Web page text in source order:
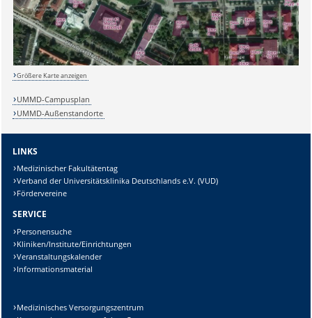
Lösung:
Größere Karte anzeigen
UMMD-Campusplan
UMMD-Außenstandorte
LINKS
Medizinischer Fakultätentag
Verband der Universitätsklinika Deutschlands e.V. (VUD)
Fördervereine
SERVICE
Personensuche
Kliniken/Institute/Einrichtungen
Veranstaltungskalender
Informationsmaterial
Medizinisches Versorgungszentrum